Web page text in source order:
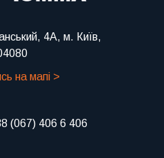
4А, м. Київ,
на мапі >
(067) 406 6 406